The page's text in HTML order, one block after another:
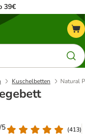
39€
Kuschelbetten Natural
5
(413)